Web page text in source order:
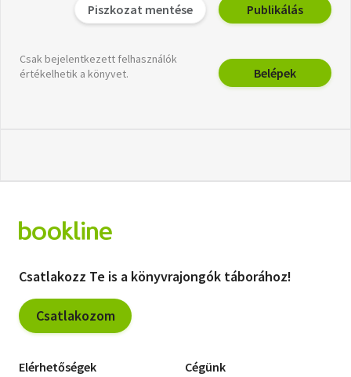
Piszkozat mentése Publikálás
Csak bejelentkezett felhasználók
értékelhetik a könyvet.
Belépek
Csatlakozz Te is a könyvrajongók táborához!
Csatlakozom
Elérhetőségek Cégünk